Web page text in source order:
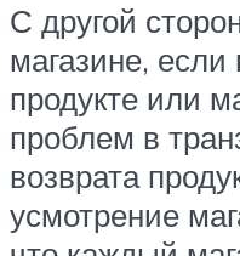
С другой
магазине,
продукте или
проблем в
возврата
усмотрение